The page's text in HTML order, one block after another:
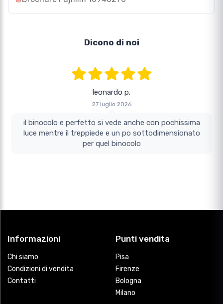
Dicono di noi
leonardo p.
27 luglio 2026
il binocolo e perfetto si vede anche con pochissima
luce mentre il treppiede e un po sottodimensionato
per quel binocolo
Informazioni
Chi siamo
Condizioni di vendita
Contatti
Punti vendita
Pisa
Firenze
Bologna
Milano